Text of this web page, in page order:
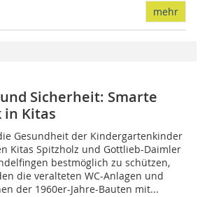
mehr
Sicherheit: Smarte
Kitas
Gesundheit der Kindergartenkinder
Kitas Spitzholz und Gottlieb-Daimler
bestmöglich zu schützen,
die veralteten WC-Anlagen und
der 1960er-Jahre-Bauten mit...